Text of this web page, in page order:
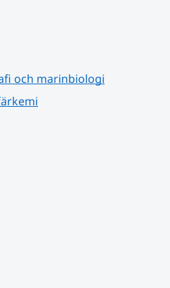
och marinbiologi